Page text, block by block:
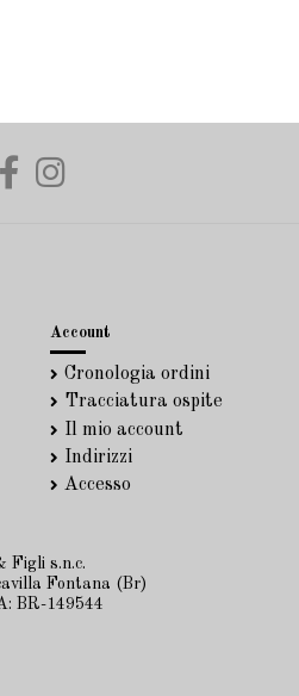
Account
Cronologia ordini
Tracciatura ospite
Il mio account
Indirizzi
Accesso
Figli s.n.c.
Fontana (Br)
BR-149544